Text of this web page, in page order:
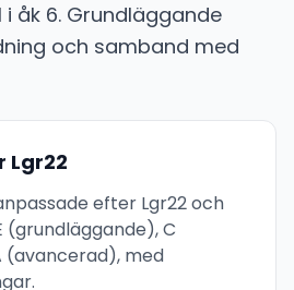
åk 6. Grundläggande
och samband med
Lgr22
efter Lgr22 och
(grundläggande), C
(avancerad), med